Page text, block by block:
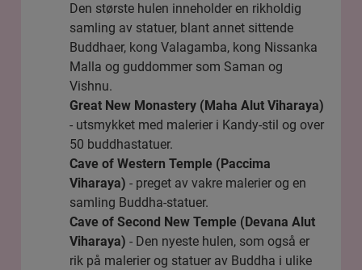
Den største hulen inneholder en rikholdig
samling av statuer, blant annet sittende
Buddhaer, kong Valagamba, kong Nissanka
Malla og guddommer som Saman og
Vishnu.
Great New Monastery (Maha Alut Viharaya)
- utsmykket med malerier i Kandy-stil og over
50 buddhastatuer.
Cave of Western Temple (Paccima
Viharaya) - preget av vakre malerier og en
samling Buddha-statuer.
Cave of Second New Temple (Devana Alut
Viharaya) - Den nyeste hulen, som også er
rik på malerier og statuer av Buddha i ulike